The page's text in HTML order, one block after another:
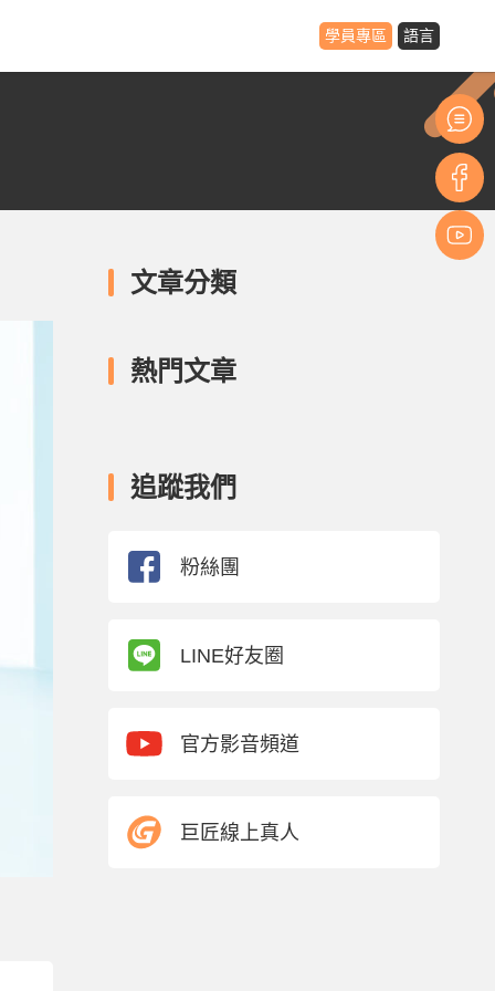
學員專區 語言
文章分類
熱門文章
追蹤我們
粉絲團
LINE好友圈
官方影音頻道
巨匠線上真人